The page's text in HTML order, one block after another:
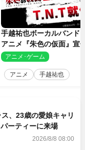
手越祐也ボーカルバンド
アニメ『朱色の仮面』宣
決定
アニメ･ゲーム
アニメ 手越祐也
、23歳の愛娘キャリ
ーティーに来場
2026/8/8 08:00